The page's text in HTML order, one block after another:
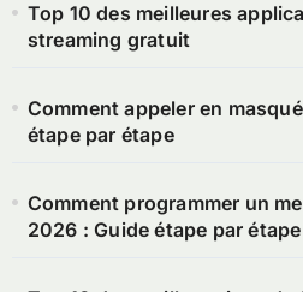
Top 10 des meilleures
streaming gratuit
Comment appeler en
étape par étape
Comment programmer un
2026 : Guide étape par étape